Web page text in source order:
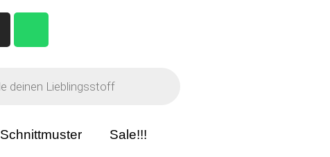
Schnittmuster Sale!!!